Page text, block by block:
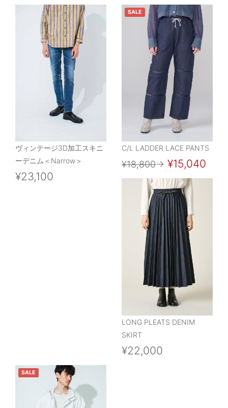
ヴィンテージ3D加工スキニ
ーデニム＜Narrow＞
¥23,100
SALE
C/L LADDER LACE PANTS
¥18,800→ ¥15,040
LONG PLEATS DENIM
SKIRT
¥22,000
SALE